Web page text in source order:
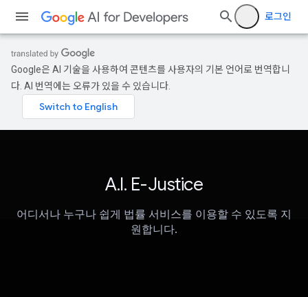
로그인
Google은 AI 기술을 사용하여 콘텐츠를 사용자의 기본 언어로 번역합니
다. AI 번역에는 오류가 있을 수 있습니다.
A.I. E-Justice
어디서나 누구나 쉽게 법률 서비스를 이용할 수 있도록 지
원합니다.